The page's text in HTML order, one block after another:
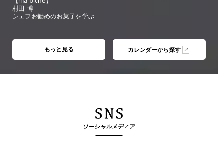
村田 博
シェフお勧めのお菓子を学ぶ
もっと見る カレンダーから探す
ソーシャルメディア